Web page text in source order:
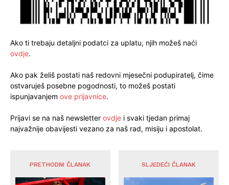
Ako ti trebaju detaljni podatci za uplatu, njih možeš naći
ovdje.
Ako pak želiš postati naš redovni mjesečni podupiratelj, čime
ostvaruješ posebne pogodnosti, to možeš postati
ispunjavanjem ove prijavnice.
Prijavi se na naš newsletter ovdje i svaki tjedan primaj
najvažnije obavijesti vezano za naš rad, misiju i apostolat.
PRETHODNI ČLANAK SLJEDEĆI ČLANAK